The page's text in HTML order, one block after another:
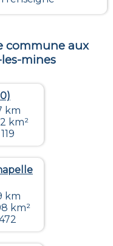
commune aux
mines
km
km²
km
km²